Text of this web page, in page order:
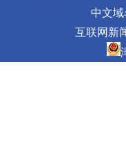
中文
互联网新